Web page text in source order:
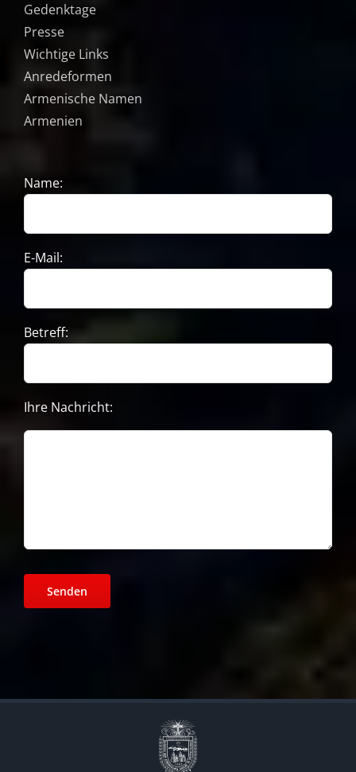
Gedenktage
Presse
Wichtige Links
Anredeformen
Armenische Namen
Armenien
Name:
E-Mail:
Betreff:
Ihre Nachricht: